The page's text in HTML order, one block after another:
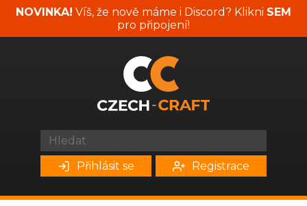
NOVINKA! Víš, že nově máme i Discord? Klikni SEM
pro připojení!
Přihlásit se Registrace